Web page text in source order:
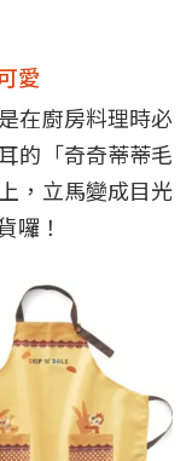
愛
在廚房料理時必
的「奇奇蒂蒂毛
，立馬變成目光
囉！